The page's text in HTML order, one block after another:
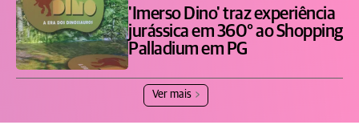
'Imerso Dino' traz experiência
jurássica em 360° ao Shopping
Palladium em PG
Ver mais